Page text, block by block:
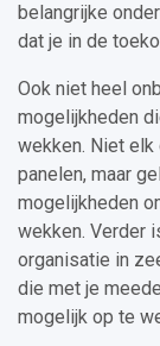
belangrijke
dat je in de
Ook niet heel
mogelijkheden
wekken. Niet elk
panelen, maar
mogelijkheden
wekken. Verder
organisatie in
die met je
mogelijk op te